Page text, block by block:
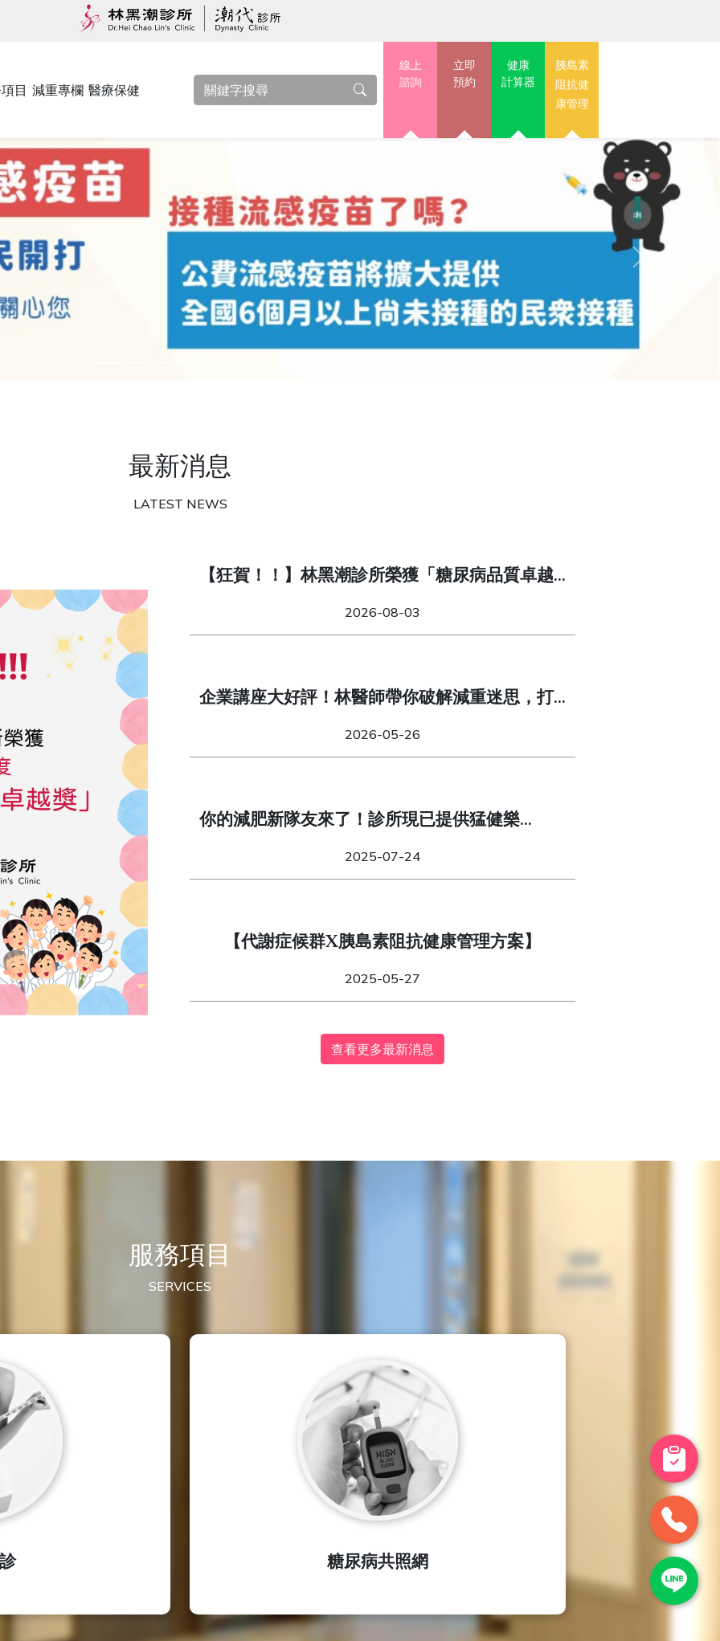
目 減重專欄 醫療保健
線上
諮詢
立即
預約
健康
計算器
胰島素
阻抗健
康管理
Next
最新消息
LATEST NEWS
【狂賀！！】林黑潮診所榮獲「糖尿病品質卓越
2026-08-03
企業講座大好評！林醫師帶你破解減重迷思，打
2026-05-26
你的減肥新隊友來了！診所現已提供猛健樂
2025-07-24
【代謝症候群X胰島素阻抗健康管理方案】
2025-05-27
查看更多最新消息
服務項目
SERVICES
糖尿病共照網